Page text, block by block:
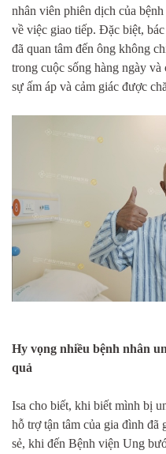
nhân viên phiên dịch của
về việc giao tiếp. Đặc biệt,
đã quan tâm đến ông không
trong cuộc sống hàng ngày
sự ấm áp và cảm giác được
Hy vọng nhiều bệnh nhân
quả
Isa cho biết, khi biết mình bị
hỗ trợ tận tâm của gia đình
sẻ, khi đến Bệnh viện Ung